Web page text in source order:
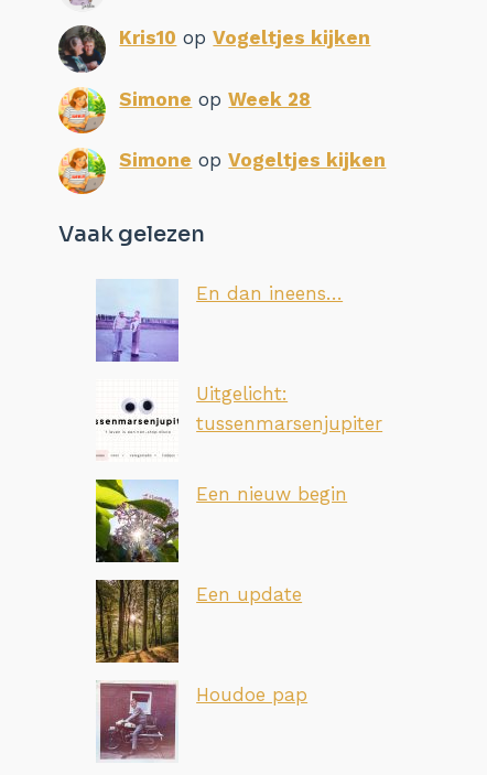
Kris10 opVogeltjes kijken
Simone opWeek 28
Simone opVogeltjes kijken
Vaak gelezen
En dan ineens…
Uitgelicht:
tussenmarsenjupiter
Een nieuw begin
Een update
Houdoe pap